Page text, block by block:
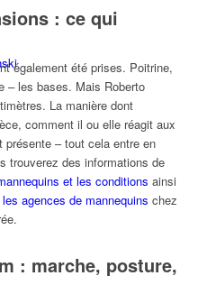
: ce qui
également été prises. Poitrine,
– les bases. Mais Roberto
La manière dont
comment il ou elle réagit aux
– tout cela entre en
trouverez des informations de
et les conditions ainsi
agences de mannequins chez
: marche, posture,